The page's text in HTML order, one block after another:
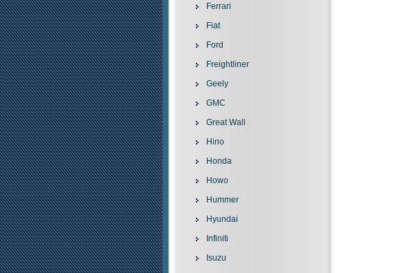
Ferrari
Fiat
Ford
Freightliner
Geely
GMC
Great Wall
Hino
Honda
Howo
Hummer
Hyundai
Infiniti
Isuzu